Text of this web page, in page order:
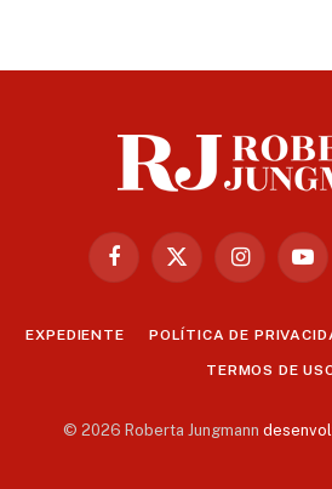
Facebook
X
Instagram
EXPEDIENTE POLÍTICA DE
TERMOS DE
© 2026 Roberta Jungmann